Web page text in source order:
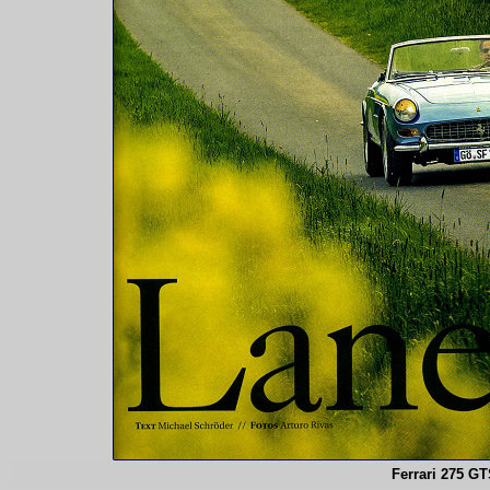
Ferrari 275